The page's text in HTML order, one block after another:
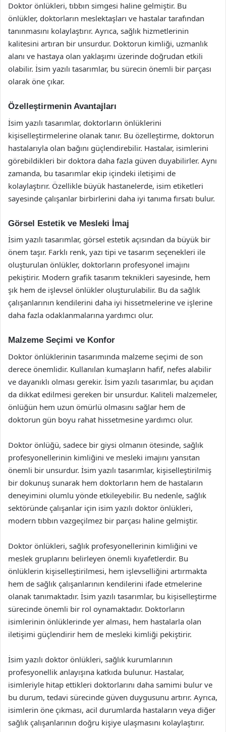
Doktor önlükleri, tıbbın simgesi haline gelmiştir. Bu
önlükler, doktorların meslektaşları ve hastalar tarafından
tanınmasını kolaylaştırır. Ayrıca, sağlık hizmetlerinin
kalitesini artıran bir unsurdur. Doktorun kimliği, uzmanlık
alanı ve hastaya olan yaklaşımı üzerinde doğrudan etkili
olabilir. İsim yazılı tasarımlar, bu sürecin önemli bir parçası
olarak öne çıkar.
Özelleştirmenin Avantajları
İsim yazılı tasarımlar, doktorların önlüklerini
kişiselleştirmelerine olanak tanır. Bu özelleştirme, doktorun
hastalarıyla olan bağını güçlendirebilir. Hastalar, isimlerini
görebildikleri bir doktora daha fazla güven duyabilirler. Aynı
zamanda, bu tasarımlar ekip içindeki iletişimi de
kolaylaştırır. Özellikle büyük hastanelerde, isim etiketleri
sayesinde çalışanlar birbirlerini daha iyi tanıma fırsatı bulur.
Görsel Estetik ve Mesleki İmaj
İsim yazılı tasarımlar, görsel estetik açısından da büyük bir
önem taşır. Farklı renk, yazı tipi ve tasarım seçenekleri ile
oluşturulan önlükler, doktorların profesyonel imajını
pekiştirir. Modern grafik tasarım teknikleri sayesinde, hem
şık hem de işlevsel önlükler oluşturulabilir. Bu da sağlık
çalışanlarının kendilerini daha iyi hissetmelerine ve işlerine
daha fazla odaklanmalarına yardımcı olur.
Malzeme Seçimi ve Konfor
Doktor önlüklerinin tasarımında malzeme seçimi de son
derece önemlidir. Kullanılan kumaşların hafif, nefes alabilir
ve dayanıklı olması gerekir. İsim yazılı tasarımlar, bu açıdan
da dikkat edilmesi gereken bir unsurdur. Kaliteli malzemeler,
önlüğün hem uzun ömürlü olmasını sağlar hem de
doktorun gün boyu rahat hissetmesine yardımcı olur.
Doktor önlüğü, sadece bir giysi olmanın ötesinde, sağlık
profesyonellerinin kimliğini ve mesleki imajını yansıtan
önemli bir unsurdur. İsim yazılı tasarımlar, kişiselleştirilmiş
bir dokunuş sunarak hem doktorların hem de hastaların
deneyimini olumlu yönde etkileyebilir. Bu nedenle, sağlık
sektöründe çalışanlar için isim yazılı doktor önlükleri,
modern tıbbın vazgeçilmez bir parçası haline gelmiştir.
Doktor önlükleri, sağlık profesyonellerinin kimliğini ve
meslek gruplarını belirleyen önemli kıyafetlerdir. Bu
önlüklerin kişiselleştirilmesi, hem işlevselliğini artırmakta
hem de sağlık çalışanlarının kendilerini ifade etmelerine
olanak tanımaktadır. İsim yazılı tasarımlar, bu kişiselleştirme
sürecinde önemli bir rol oynamaktadır. Doktorların
isimlerinin önlüklerinde yer alması, hem hastalarla olan
iletişimi güçlendirir hem de mesleki kimliği pekiştirir.
İsim yazılı doktor önlükleri, sağlık kurumlarının
profesyonellik anlayışına katkıda bulunur. Hastalar,
isimleriyle hitap ettikleri doktorlarını daha samimi bulur ve
bu durum, tedavi sürecinde güven duygusunu artırır. Ayrıca,
isimlerin öne çıkması, acil durumlarda hastaların veya diğer
sağlık çalışanlarının doğru kişiye ulaşmasını kolaylaştırır.